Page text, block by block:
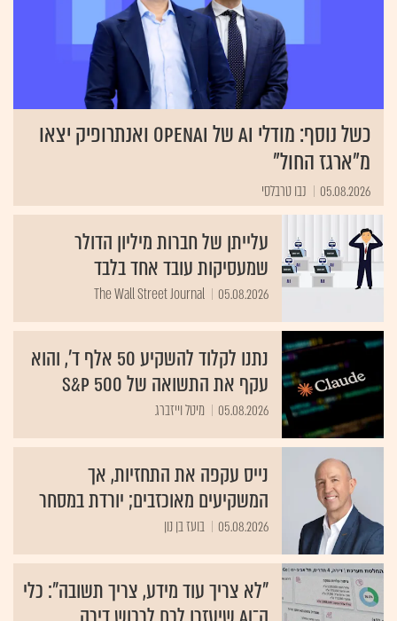
כשל נוסף: מודלי AI של OpenAI ואנתרופיק יצאו
מ"ארגז החול"
05.08.2026 נבו טרבלסי
עלייתן של חברות מיליון הדולר
שמעסיקות עובד אחד בלבד
05.08.2026
The Wall Street Journal
נתנו לקלוד להשקיע 50 אלף ד', והוא
עקף את התשואה של S&P 500
05.08.2026 מיטל וייזברג
נייס עקפה את התחזיות, אך
המשקיעים מאוכזבים; יורדת במסחר
05.08.2026 בועז בן נון
"לא צריך עוד מידע, צריך תשובה": כלי